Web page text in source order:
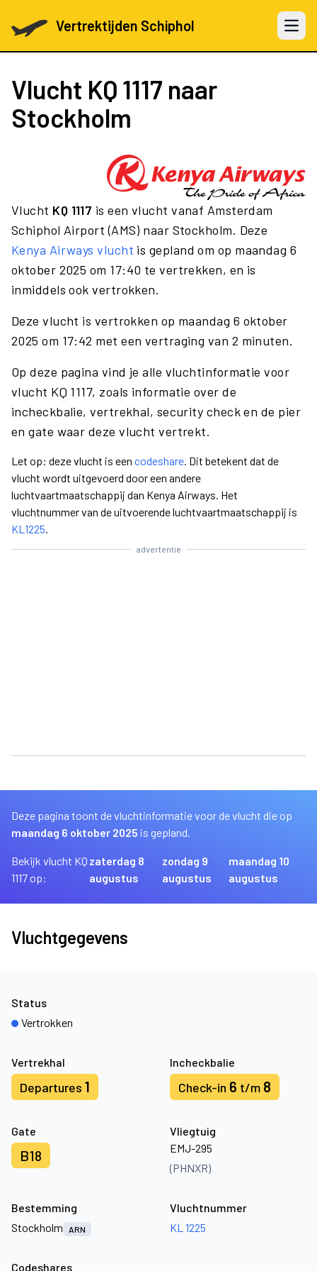
Vertrektijden Schiphol Open
Vlucht KQ 1117 naar
Stockholm
Vlucht KQ 1117 is een vlucht vanaf Amsterdam
Schiphol Airport (AMS) naar Stockholm. Deze
Kenya Airways vlucht is gepland om op maandag 6
oktober 2025 om 17:40 te vertrekken, en is
inmiddels ook vertrokken.
Deze vlucht is vertrokken op maandag 6 oktober
2025 om 17:42 met een vertraging van 2 minuten.
Op deze pagina vind je alle vluchtinformatie voor
vlucht KQ 1117, zoals informatie over de
incheckbalie, vertrekhal, security check en de pier
en gate waar deze vlucht vertrekt.
Let op: deze vlucht is een codeshare. Dit betekent dat de
vlucht wordt uitgevoerd door een andere
luchtvaartmaatschappij dan Kenya Airways. Het
vluchtnummer van de uitvoerende luchtvaartmaatschappij is
KL1225.
advertentie
Deze pagina toont de vluchtinformatie voor de vlucht die op
maandag 6 oktober 2025 is gepland.
Bekijk vlucht KQ
1117 op:
zaterdag 8
augustus
zondag 9
augustus
maandag 10
augustus
Vluchtgegevens
Vertrekhal
Departures 1
Incheckbalie
Check-in 6 t/m 8
Gate
B18
Vliegtuig
EMJ-295
(PHNXR)
Status
Vertrokken
Bestemming
Stockholm
ARN
Vluchtnummer
KL 1225
Codeshares